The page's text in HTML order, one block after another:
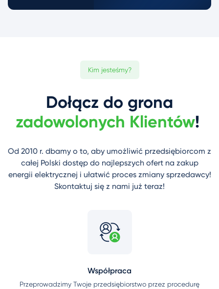
Kim jesteśmy?
Dołącz do grona
zadowolonych Klientów!
Od 2010 r. dbamy o to, aby umożliwić przedsiębiorcom z
całej Polski dostęp do najlepszych ofert na zakup
energii elektrycznej i ułatwić proces zmiany sprzedawcy!
Skontaktuj się z nami już teraz!
Współpraca
Przeprowadzimy Twoje przedsiębiorstwo przez procedurę